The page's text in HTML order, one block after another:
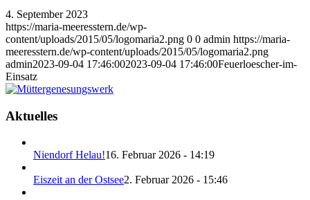
4. September 2023
https://maria-meeresstern.de/wp-
content/uploads/2015/05/logomaria2.png 0 0 admin https://maria-
meeresstern.de/wp-content/uploads/2015/05/logomaria2.png
admin2023-09-04 17:46:002023-09-04 17:46:00Feuerloescher-im-
Einsatz
Aktuelles
Niendorf Helau!16. Februar 2026 - 14:19
Eiszeit an der Ostsee2. Februar 2026 - 15:46